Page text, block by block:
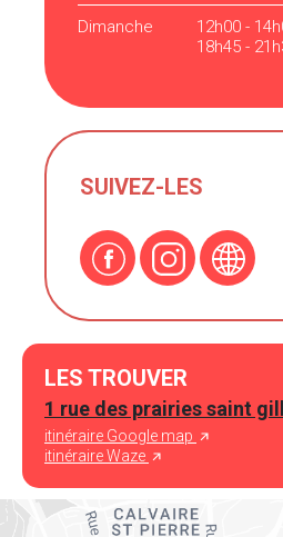
Dimanche
12h00 -
18h45 -
SUIVEZ-LES
LES TROUVER
1 rue des prairies saint
itinéraire Google map
itinéraire Waze